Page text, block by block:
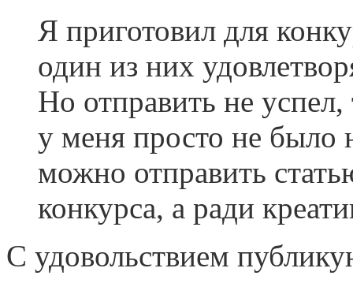
Я приготовил для
один из них
Но отправить не успел,
у меня просто не было
можно отправить
конкурса, а ради
С удовольствием